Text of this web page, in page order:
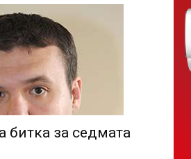
битка за седмата